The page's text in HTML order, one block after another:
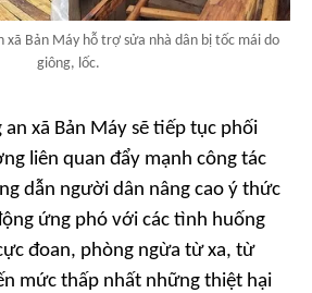
xã Bản Máy hỗ trợ sửa nhà dân bị tốc mái do
giông, lốc.
xã Bản Máy sẽ tiếp tục phối
liên quan đẩy mạnh công tác
dẫn người dân nâng cao ý thức
ứng phó với các tình huống
đoan, phòng ngừa từ xa, từ
mức thấp nhất những thiệt hại